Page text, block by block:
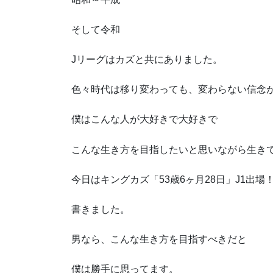
そして令和
Jリーグはカズと共にありました。
色々時代は移り変わっても、変わらない信念
僕はこんな人が大好きで大好きで
こんな生き方を目指したいと思いながら生き
今日はキングカズ「53歳6ヶ月28日」J1出場！
書きました。
男なら、こんな生き方を目指すべきだと
僕は勝手に思ってます。